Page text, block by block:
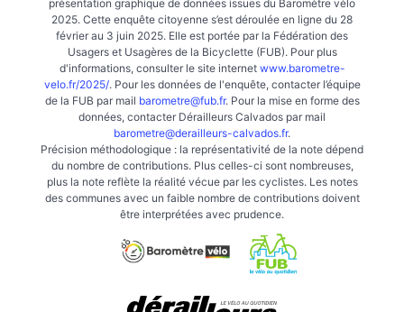
présentation graphique de données issues du Baromètre vélo
2025. Cette enquête citoyenne s’est déroulée en ligne du 28
février au 3 juin 2025. Elle est portée par la Fédération des
Usagers et Usagères de la Bicyclette (FUB). Pour plus
d'informations, consulter le site internet www.barometre-
velo.fr/2025/. Pour les données de l'enquête, contacter l’équipe
de la FUB par mail barometre@fub.fr. Pour la mise en forme des
données, contacter Dérailleurs Calvados par mail
barometre@derailleurs-calvados.fr.
Précision méthodologique : la représentativité de la note dépend
du nombre de contributions. Plus celles-ci sont nombreuses,
plus la note reflète la réalité vécue par les cyclistes. Les notes
des communes avec un faible nombre de contributions doivent
être interprétées avec prudence.